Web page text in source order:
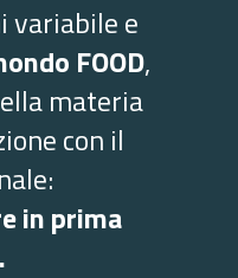
variabile e
FOOD,
materia
con il
in prima